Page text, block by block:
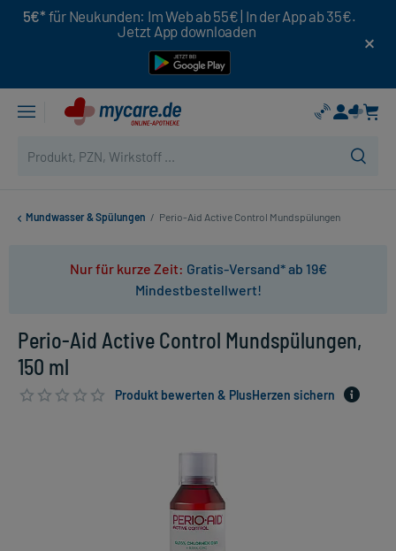
5€* für Neukunden: Im Web ab 55€ | In der App ab 35€.
Jetzt App downloaden
Mundwasser & Spülungen / Perio-Aid Active Control Mundspülungen
Nur für kurze Zeit: Gratis-Versand* ab 19€
Mindestbestellwert!
Perio-Aid Active Control Mundspülungen,
150 ml
Produkt bewerten & PlusHerzen sichern